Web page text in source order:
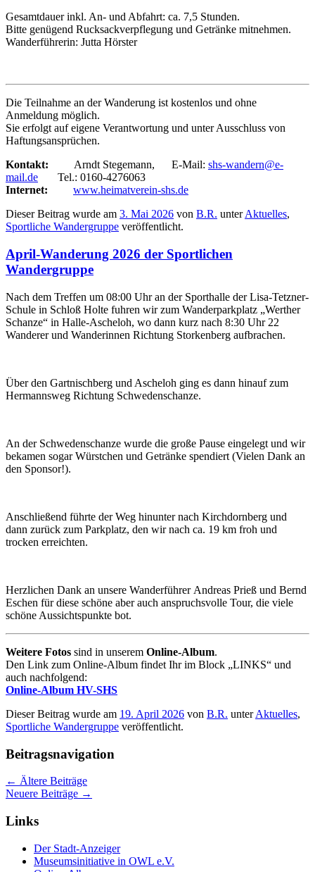
Gesamtdauer inkl. An- und Abfahrt: ca. 7,5 Stunden.
Bitte genügend Rucksackverpflegung und Getränke mitnehmen.
Wanderführerin: Jutta Hörster
Die Teilnahme an der Wanderung ist kostenlos und ohne
Anmeldung möglich.
Sie erfolgt auf eigene Verantwortung und unter Ausschluss von
Haftungsansprüchen.
Kontakt: Arndt Stegemann, E-Mail: shs-wandern@e-
mail.de Tel.: 0160-4276063
Internet:
www.heimatverein-shs.de
Dieser Beitrag wurde am 3. Mai 2026 von B.R. unterAktuelles,
Sportliche Wandergruppe veröffentlicht.
April-Wanderung 2026 der Sportlichen
Wandergruppe
Nach dem Treffen um 08:00 Uhr an der Sporthalle der Lisa-Tetzner-
Schule in Schloß Holte fuhren wir zum Wanderparkplatz „Werther
Schanze“ in Halle-Ascheloh, wo dann kurz nach 8:30 Uhr 22
Wanderer und Wanderinnen Richtung Storkenberg aufbrachen.
Über den Gartnischberg und Ascheloh ging es dann hinauf zum
Hermannsweg Richtung Schwedenschanze.
An der Schwedenschanze wurde die große Pause eingelegt und wir
bekamen sogar Würstchen und Getränke spendiert (Vielen Dank an
den Sponsor!).
Anschließend führte der Weg hinunter nach Kirchdornberg und
dann zurück zum Parkplatz, den wir nach ca. 19 km froh und
trocken erreichten.
Herzlichen Dank an unsere Wanderführer Andreas Prieß und Bernd
Eschen für diese schöne aber auch anspruchsvolle Tour, die viele
schöne Aussichtspunkte bot.
Weitere Fotos sind in unserem Online-Album.
Den Link zum Online-Album findet Ihr im Block „LINKS“ und
auch nachfolgend:
Online-Album HV-SHS
Dieser Beitrag wurde am 19. April 2026 von B.R. unterAktuelles,
Sportliche Wandergruppe veröffentlicht.
Beitragsnavigation
← Ältere Beiträge
Neuere Beiträge →
Links
Der Stadt-Anzeiger
Museumsinitiative in OWL e.V.